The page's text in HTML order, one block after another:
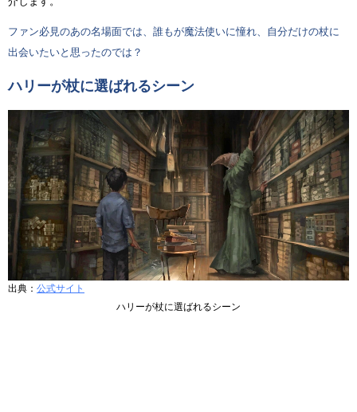
ファン必見のあの名場面では、誰もが魔法使いに憧れ、自分だけの杖に
出会いたいと思ったのでは？
ハリーが杖に選ばれるシーン
出典： 公式サイト
ハリーが杖に選ばれるシーン